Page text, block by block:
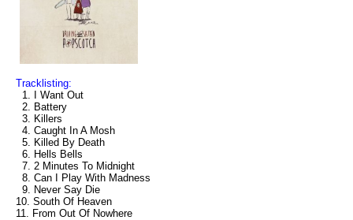
Tracklisting:
1. I Want Out
2. Battery
3. Killers
4. Caught In A Mosh
5. Killed By Death
6. Hells Bells
7. 2 Minutes To Midnight
8. Can I Play With Madness
9. Never Say Die
10. South Of Heaven
11. From Out Of Nowhere